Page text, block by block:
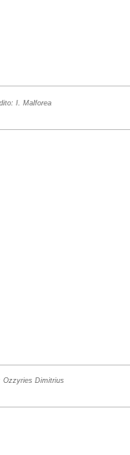
I. Malforea
Ozzyries Dimitrius